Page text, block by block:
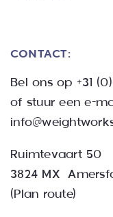
CONTACT:
Bel ons op +31
of stuur een e-
Ruimtevaart 50
3824 MX
(Plan route)